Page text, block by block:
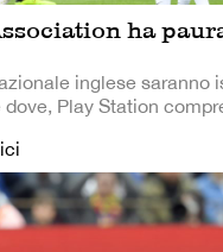
ha
inglese saranno
Play Station